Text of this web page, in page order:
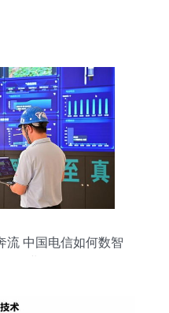
流 中国电信如何数智